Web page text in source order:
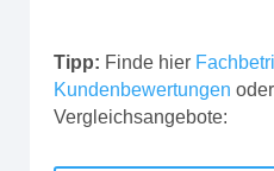
Tipp: Finde hier
Kundenbewertungen
Vergleichsangebote: